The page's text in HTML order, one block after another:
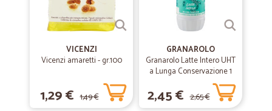
VICENZI
Vicenzi amaretti - gr.100
1,29 € 1,49 €
GRANAROLO
Granarolo Latte Intero UHT
a Lunga Conservazione 1
2,45 € 2,65 €